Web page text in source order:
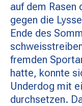
auf dem Rasen
gegen die
Ende des
fremden
hatte, konnte
Underdog mit
durchsetzen.